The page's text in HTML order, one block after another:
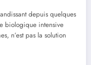
depuis quelques
biologique intensive
n’est pas la solution